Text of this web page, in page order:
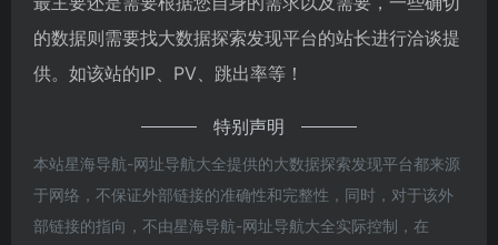
的数据则需要找大数据探索发现平台的站长进行洽谈提
供。如该站的IP、PV、跳出率等！
特别声明
本站星海导航-网址导航大全提供的大数据探索发现平台都来源
于网络，不保证外部链接的准确性和完整性，同时，对于该外
部链接的指向，不由星海导航-网址导航大全实际控制，在